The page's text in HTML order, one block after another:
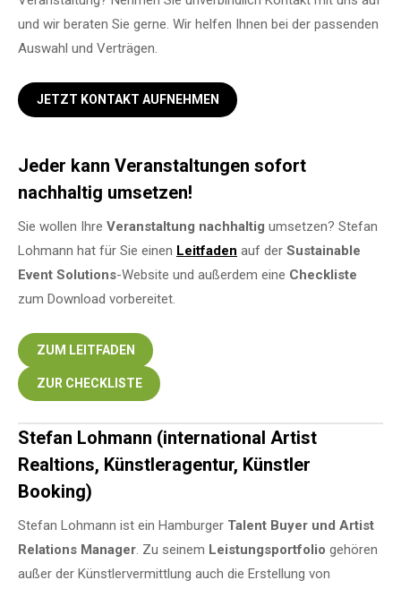
und wir beraten Sie gerne. Wir helfen Ihnen bei der passenden
Auswahl und Verträgen.
JETZT KONTAKT AUFNEHMEN
Jeder kann Veranstaltungen sofort
nachhaltig umsetzen!
Sie wollen Ihre Veranstaltung nachhaltig umsetzen? Stefan
Lohmann hat für Sie einen Leitfaden auf der Sustainable
Event Solutions-Website und außerdem eine Checkliste
zum Download vorbereitet.
ZUM LEITFADEN
ZUR CHECKLISTE
Stefan Lohmann (international Artist
Realtions, Künstleragentur, Künstler
Booking)
Stefan Lohmann ist ein Hamburger Talent Buyer und Artist
Relations Manager. Zu seinem Leistungsportfolio gehören
außer der Künstlervermittlung auch die Erstellung von